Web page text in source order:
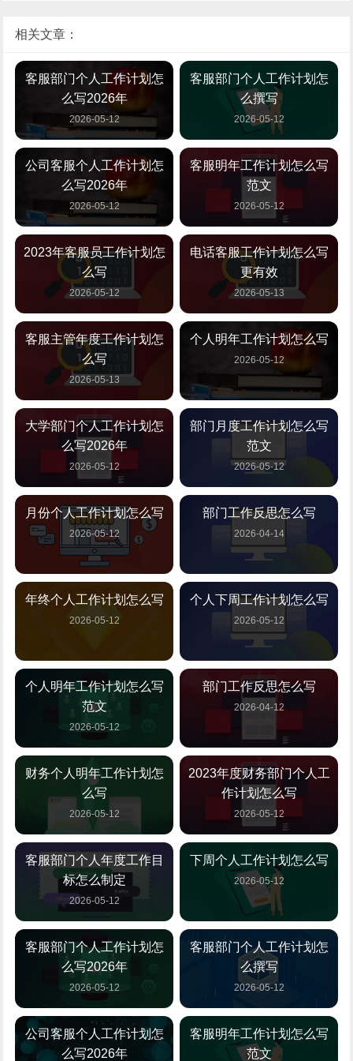
相关文章：
客服部门个人工作计划怎
么写2026年
2026-05-12
客服部门个人工作计划怎
么撰写
2026-05-12
公司客服个人工作计划怎
么写2026年
2026-05-12
客服明年工作计划怎么写
范文
2026-05-12
2023年客服员工作计划怎
么写
2026-05-12
电话客服工作计划怎么写
更有效
2026-05-13
客服主管年度工作计划怎
么写
2026-05-13
个人明年工作计划怎么写
2026-05-12
大学部门个人工作计划怎
么写2026年
2026-05-12
部门月度工作计划怎么写
范文
2026-05-12
月份个人工作计划怎么写
2026-05-12
部门工作反思怎么写
2026-04-14
年终个人工作计划怎么写
2026-05-12
个人下周工作计划怎么写
2026-05-12
个人明年工作计划怎么写
范文
2026-05-12
部门工作反思怎么写
2026-04-12
财务个人明年工作计划怎
么写
2026-05-12
2023年度财务部门个人工
作计划怎么写
2026-05-12
客服部门个人年度工作目
标怎么制定
2026-05-12
下周个人工作计划怎么写
2026-05-12
客服部门个人工作计划怎
么写2026年
2026-05-12
客服部门个人工作计划怎
么撰写
2026-05-12
公司客服个人工作计划怎
么写2026年
客服明年工作计划怎么写
范文